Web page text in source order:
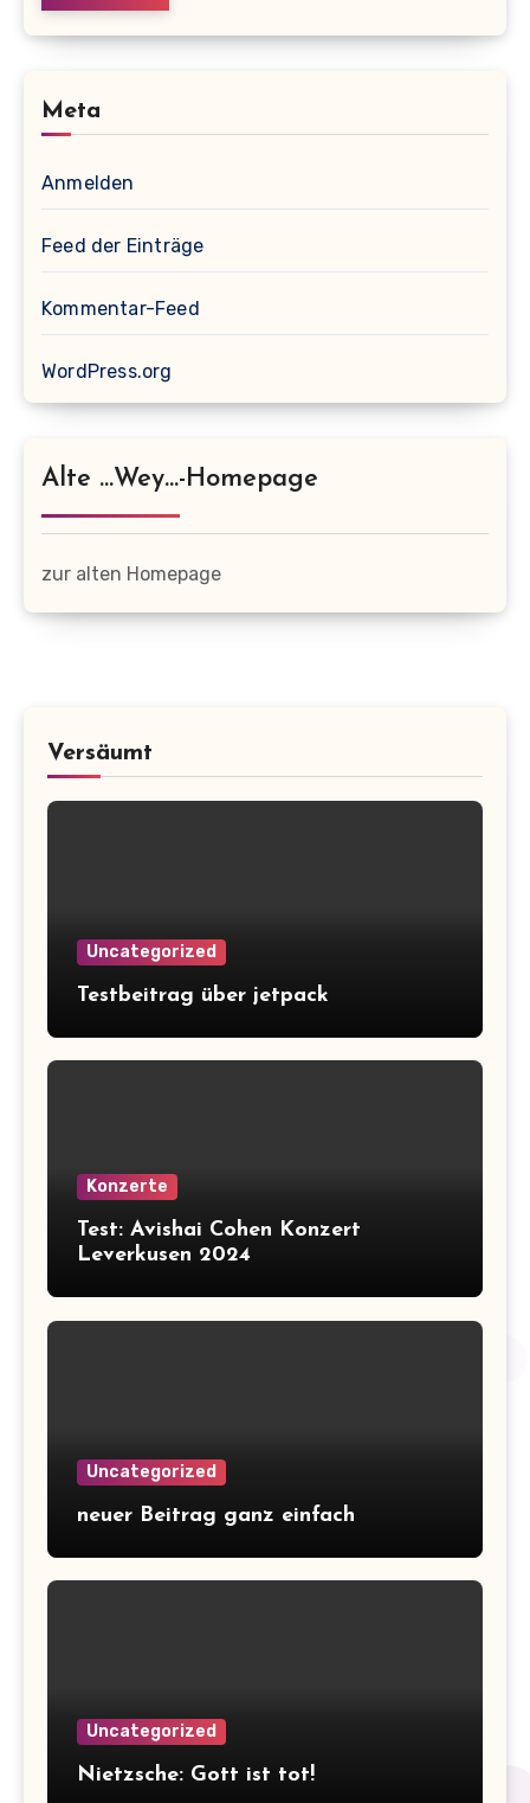
Meta
Anmelden
Feed der Einträge
Kommentar-Feed
WordPress.org
Alte …wey…-Homepage
zur alten Homepage
Versäumt
Uncategorized
Testbeitrag über jetpack
Konzerte
Test: Avishai Cohen Konzert
Leverkusen 2024
Uncategorized
neuer Beitrag ganz einfach
Uncategorized
Nietzsche: Gott ist tot!